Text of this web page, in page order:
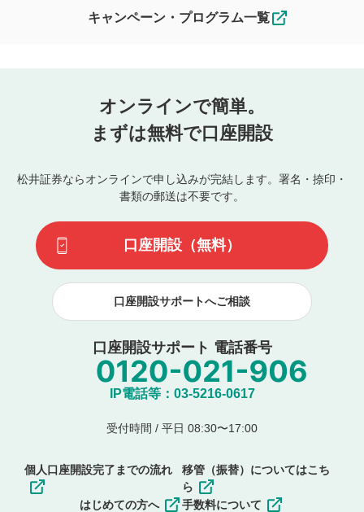
キャンペーン・プログラム一覧
オンラインで簡単。
まずは無料で口座開設
松井証券ならオンラインで申し込みが完結します。署名・捺印・
書類の郵送は不要です。
口座開設（無料）
口座開設サポートへご相談
口座開設サポート 電話番号
IP電話等：03-5216-0617
受付時間 / 平日 08:30〜17:00
個人口座開設完了までの流れ
はじめての方へ
移管（振替）についてはこち
ら
手数料について